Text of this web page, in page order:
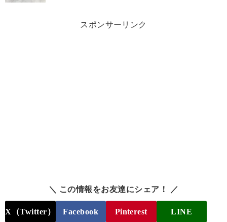
スポンサーリンク
＼ この情報をお友達にシェア！ ／
X（Twitter） Facebook Pinterest LINE